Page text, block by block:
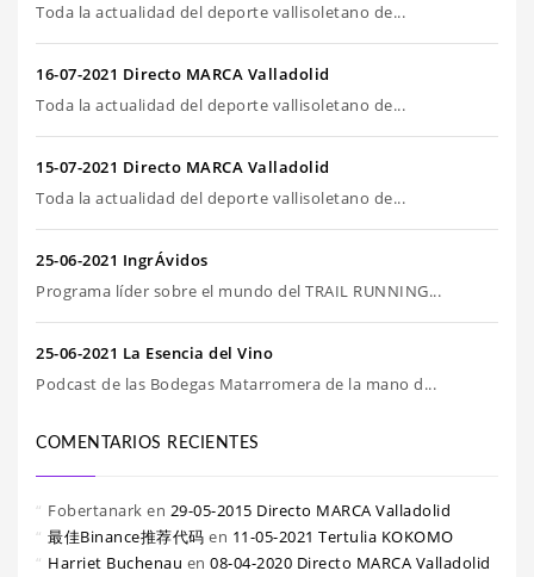
Toda la actualidad del deporte vallisoletano de...
16-07-2021 Directo MARCA Valladolid
Toda la actualidad del deporte vallisoletano de...
15-07-2021 Directo MARCA Valladolid
Toda la actualidad del deporte vallisoletano de...
25-06-2021 IngrÁvidos
Programa líder sobre el mundo del TRAIL RUNNING...
25-06-2021 La Esencia del Vino
Podcast de las Bodegas Matarromera de la mano d...
COMENTARIOS RECIENTES
Fobertanark en 29-05-2015 Directo MARCA Valladolid
最佳Binance推荐代码 en 11-05-2021 Tertulia KOKOMO
Harriet Buchenau en 08-04-2020 Directo MARCA Valladolid